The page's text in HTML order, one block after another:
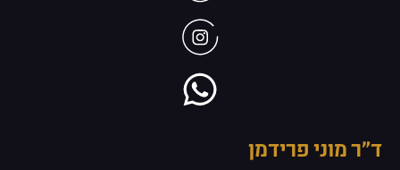
ד״ר מוני פרידמן